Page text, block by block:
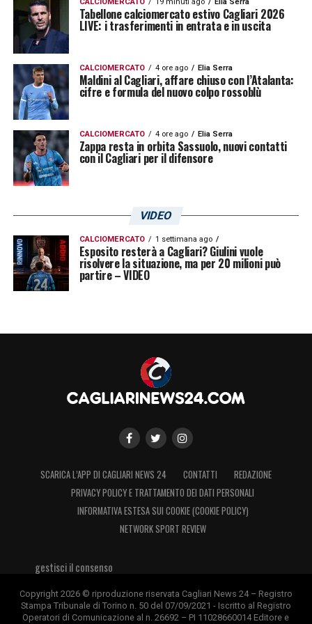
soprattutto per la sua capacità di reggere il
confronto fisico e di lavorare per il collettivo.
Pisacane valuta attentamente ogni scelta,
ma i numeri e l’impatto dell’attaccante
indicano chiaramente quanto il suo apporto
resti fondamentale nel cammino stagionale
dei rossoblù.
LEGGI ANCHE:
LA PLAYLIST DELLE NOSTRE TOP NEWS
Tabellone calciomercato estivo Cagliari 2026
LIVE: i trasferimenti in entrata e in uscita
CALCIOMERCATO 4 ore ago Elia Serra
Maldini al Cagliari, affare chiuso con l’Atalanta:
cifre e formula del nuovo colpo rossoblù
CALCIOMERCATO 4 ore ago Elia Serra
Zappa resta in orbita Sassuolo, nuovi contatti
con il Cagliari per il difensore
VIDEO
CALCIOMERCATO 1 settimana ago
Esposito resterà a Cagliari? Giulini vuole
risolvere la situazione, ma per 20 milioni può
partire – VIDEO
SCARICA L’APP DI CAGLIARI NEWS 24 CONTATTI
REDAZIONE
PRIVACY POLICY E TRATTAMENTO DEI DATI PERSONALI
INFORMATIVA ESTESA SUI COOKIE (COOKIE POLICY)
NETWORK SPORT REVIEW
gestisci il consenso
Copyright 2026 © riproduzione riservata Cagliari News 24 – Registro
Stampa Tribunale di Torino n. 50 del 07/09/2021 - Iscritto al Registro
Operatori di Comunicazione al n. 26692 – PI 11028660014 Editore e